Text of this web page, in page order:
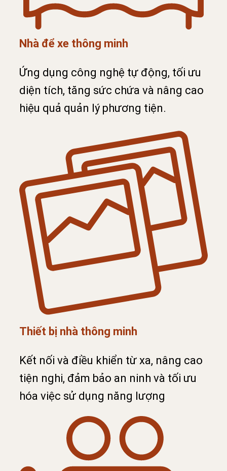
Nhà để xe thông minh
Ứng dụng công nghệ tự động, tối ưu
diện tích, tăng sức chứa và nâng cao
hiệu quả quản lý phương tiện.
Thiết bị nhà thông minh
Kết nối và điều khiển từ xa, nâng cao
tiện nghi, đảm bảo an ninh và tối ưu
hóa việc sử dụng năng lượng